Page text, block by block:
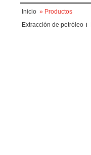
Inicio » Productos
Extracción de petróleo